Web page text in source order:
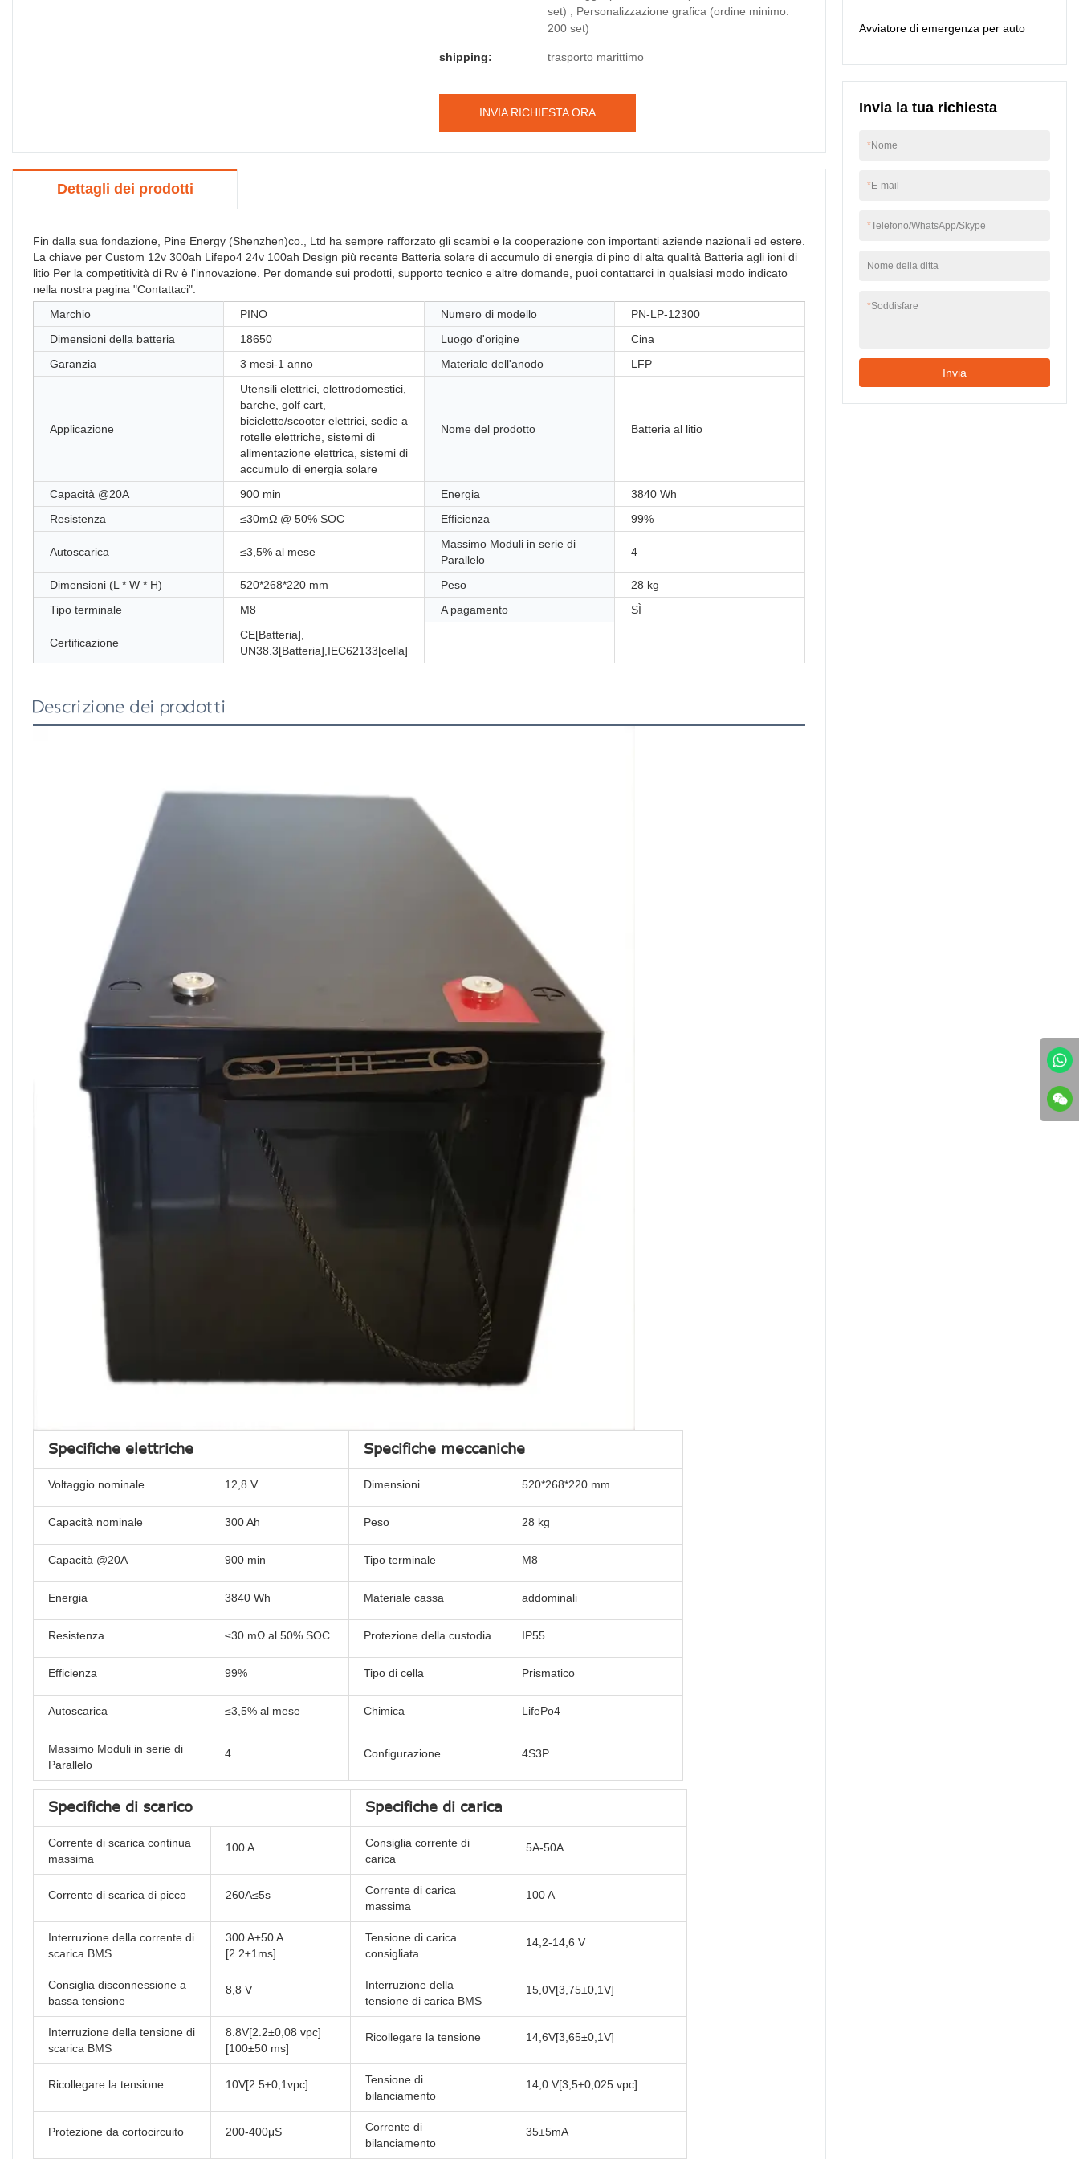
set) , Personalizzazione grafica (ordine minimo:
200 set)
shipping: trasporto marittimo
INVIA RICHIESTA ORA
Dettagli dei prodotti
Fin dalla sua fondazione, Pine Energy (Shenzhen)co., Ltd ha sempre rafforzato gli scambi e la cooperazione con importanti aziende nazionali ed estere.
La chiave per Custom 12v 300ah Lifepo4 24v 100ah Design più recente Batteria solare di accumulo di energia di pino di alta qualità Batteria agli ioni di
litio Per la competitività di Rv è l'innovazione. Per domande sui prodotti, supporto tecnico e altre domande, puoi contattarci in qualsiasi modo indicato
nella nostra pagina "Contattaci".
Marchio
PINO Numero di modello
PN-LP-12300
Dimensioni della batteria
18650 Luogo d'origine
Cina
Garanzia
3 mesi-1 anno Materiale dell'anodo LFP
Applicazione
Utensili elettrici, elettrodomestici,
barche, golf cart,
biciclette/scooter elettrici, sedie a
rotelle elettriche, sistemi di
alimentazione elettrica, sistemi di
accumulo di energia solare
Nome del prodotto Batteria al litio
Capacità @20A 900 min Energia
3840 Wh
Resistenza
≤30mΩ @ 50% SOC Efficienza 99%
Autoscarica ≤3,5% al ​​mese
Massimo Moduli in serie di
Parallelo
4
Dimensioni (L * W * H) 520*268*220 mm Peso
28 kg
Tipo terminale
M8 A pagamento SÌ
Certificazione
CE[Batteria],
UN38.3[Batteria],IEC62133[cella]
Descrizione dei prodotti
Specifiche elettriche Specifiche meccaniche
Voltaggio nominale 12,8 V Dimensioni 520*268*220 mm
Capacità nominale 300 Ah Peso 28 kg
Capacità @20A 900 min Tipo terminale M8
Energia 3840 Wh Materiale cassa addominali
Resistenza ≤30 mΩ al 50% SOC Protezione della custodia IP55
Efficienza 99% Tipo di cella Prismatico
Autoscarica ≤3,5% al ​​mese Chimica LifePo4
Massimo Moduli in serie di
Parallelo
4 Configurazione 4S3P
Specifiche di scarico Specifiche di carica
Corrente di scarica continua
massima
100 A
Consiglia corrente di
carica
5A-50A
Corrente di scarica di picco 260A≤5s
Corrente di carica
massima
100 A
Interruzione della corrente di
scarica BMS
300 A±50 A
[2.2±1ms]
Tensione di carica
consigliata
14,2-14,6 V
Consiglia disconnessione a
bassa tensione
8,8 V
Interruzione della
tensione di carica BMS
15,0V[3,75±0,1V]
Interruzione della tensione di
scarica BMS
8.8V[2.2±0,08 vpc]
[100±50 ms]
Ricollegare la tensione 14,6V[3,65±0,1V]
Ricollegare la tensione 10V[2.5±0,1vpc]
Tensione di
bilanciamento
14,0 V[3,5±0,025 vpc]
Protezione da cortocircuito 200-400μS
Corrente di
bilanciamento
35±5mA
particolarmente utile.
Avviatore di emergenza per auto
Invia la tua richiesta
*Nome
*E-mail
*Telefono/WhatsApp/Skype
Nome della ditta
*Soddisfare
Invia